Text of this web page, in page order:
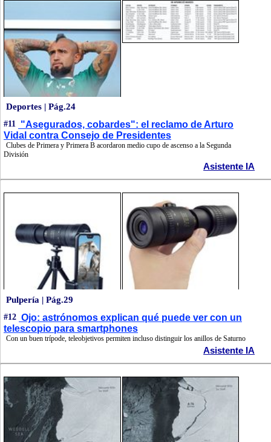
Deportes | Pág.24
#11 "Asegurados, cobardes": el reclamo de Arturo
Vidal contra Consejo de Presidentes
Clubes de Primera y Primera B acordaron medio cupo de ascenso a la Segunda
División
Asistente IA
Pulpería | Pág.29
#12 Ojo: astrónomos explican qué puede ver con un
telescopio para smartphones
Con un buen trípode, teleobjetivos permiten incluso distinguir los anillos de Saturno
Asistente IA